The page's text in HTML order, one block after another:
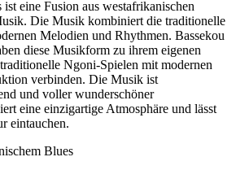
eine Fusion aus westafrikanischen
Die Musik kombiniert die traditionelle
Melodien und Rhythmen. Bassekou
diese Musikform zu ihrem eigenen
Ngoni-Spielen mit modernen
verbinden. Die Musik ist
und voller wunderschöner
eine einzigartige Atmosphäre und lässt
eintauchen.
Blues